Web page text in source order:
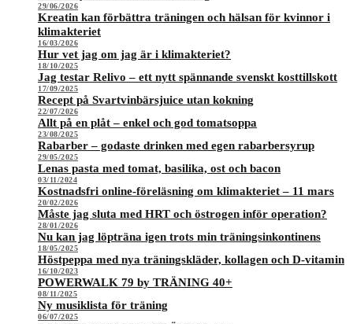
29/06/2026
Kreatin kan förbättra träningen och hälsan för kvinnor i
klimakteriet
16/03/2026
Hur vet jag om jag är i klimakteriet?
18/10/2025
Jag testar Relivo – ett nytt spännande svenskt kosttillskott
17/09/2025
Recept på Svartvinbärsjuice utan kokning
22/07/2026
Allt på en plåt – enkel och god tomatsoppa
23/08/2025
Rabarber – godaste drinken med egen rabarbersyrup
29/05/2025
Lenas pasta med tomat, basilika, ost och bacon
03/11/2024
Kostnadsfri online-föreläsning om klimakteriet – 11 mars
20/02/2026
Måste jag sluta med HRT och östrogen inför operation?
28/01/2026
Nu kan jag löpträna igen trots min träningsinkontinens
18/05/2025
Höstpeppa med nya träningskläder, kollagen och D-vitamin
16/10/2023
POWERWALK 79 by TRÄNING 40+
08/11/2025
Ny musiklista för träning
06/07/2025